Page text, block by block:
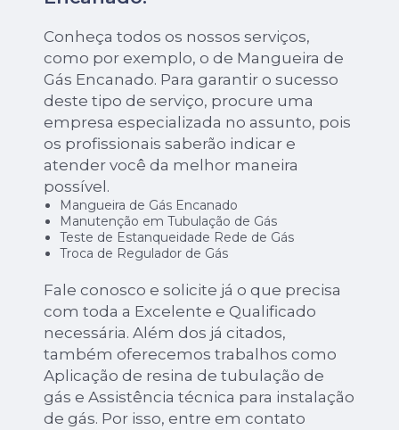
Conheça todos os nossos serviços,
como por exemplo, o de Mangueira de
Gás Encanado. Para garantir o sucesso
deste tipo de serviço, procure uma
empresa especializada no assunto, pois
os profissionais saberão indicar e
atender você da melhor maneira
possível.
Mangueira de Gás Encanado
Manutenção em Tubulação de Gás
Teste de Estanqueidade Rede de Gás
Troca de Regulador de Gás
Fale conosco e solicite já o que precisa
com toda a Excelente e Qualificado
necessária. Além dos já citados,
também oferecemos trabalhos como
Aplicação de resina de tubulação de
gás e Assistência técnica para instalação
de gás. Por isso, entre em contato